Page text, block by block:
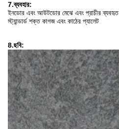
7.ব্যবহার:
ইনডোর এবং আউটডোর মেঝে এবং প্রাচীর ব্যবহৃত
স্ট্যান্ডার্ড শক্ত কাগজ এবং কাঠের প্যালেট
8.ছবি: